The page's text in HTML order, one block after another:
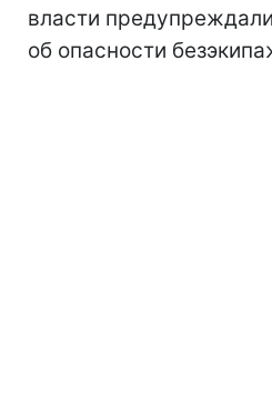
власти
об опасности